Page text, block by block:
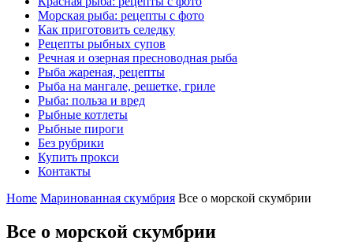
Морская рыба: рецепты с фото
Как приготовить селедку
Рецепты рыбных супов
Речная и озерная пресноводная рыба
Рыба жареная, рецепты
Рыба на мангале, решетке, гриле
Рыба: польза и вред
Рыбные котлеты
Рыбные пироги
Без рубрики
Купить прокси
Контакты
Home Маринованная скумбрия Все о морской скумбрии
Все о морской скумбрии